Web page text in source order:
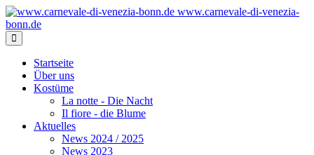
www.carnevale-di-venezia-
bonn.de
Startseite
Über uns
Kostüme
La notte - Die Nacht
Il fiore - die Blume
Aktuelles
News 2024 / 2025
News 2023